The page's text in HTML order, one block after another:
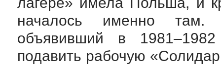
началось именно там.
объявивший в 1981–1982
подавить рабочую